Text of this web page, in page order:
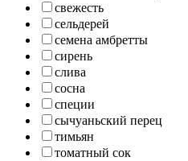
свежесть
сельдерей
семена амбретты
сирень
слива
сосна
специи
сычуаньский перец
тимьян
томатный сок